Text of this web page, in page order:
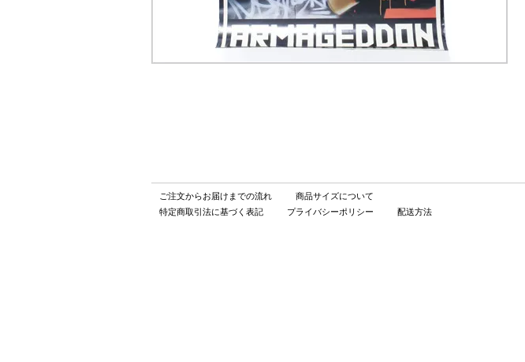
ご注文からお届けまでの流れ
商品サイズについて
特定商取引法に基づく表記
プライバシーポリシー 配送方法